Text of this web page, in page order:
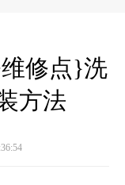
修点}洗
方法